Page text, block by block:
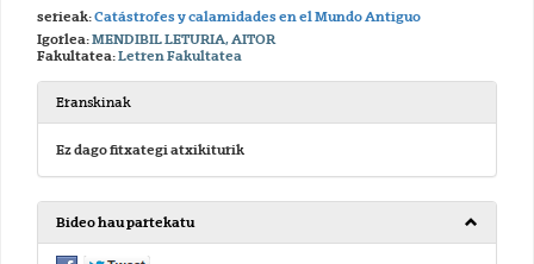
serieak:Catástrofes y calamidades en el Mundo Antiguo
Igorlea:MENDIBIL LETURIA, AITOR
Fakultatea:Letren Fakultatea
Eranskinak
Ez dago fitxategi atxikiturik
Bideo hau partekatu